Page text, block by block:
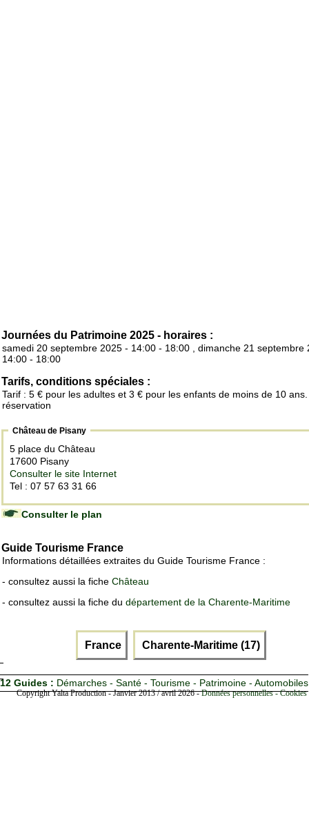
Journées du Patrimoine 2025 - horaires :
samedi 20 septembre 2025 - 14:00 - 18:00 , dimanche 21 septembre
14:00 - 18:00
Tarifs, conditions spéciales :
Tarif : 5 € pour les adultes et 3 € pour les enfants de moins de 10
réservation
Château de Pisany
5 place du Château
17600 Pisany
Consulter le site Internet
Tel : 07 57 63 31 66
Consulter le plan
Guide Tourisme France
Informations détaillées extraites du Guide Tourisme France :
- consultez aussi la fiche Château
- consultez aussi la fiche du département de la Charente-Maritime
France Charente-Maritime (17)
12 Guides : Démarches - Santé - Tourisme - Patrimoine - Automobiles
Copyright Yalta Production - Janvier 2013 / avril 2026 -Données personnelles -